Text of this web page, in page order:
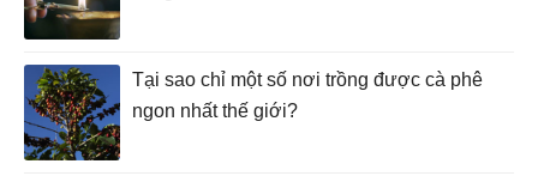
Tại sao chỉ một số nơi trồng được cà phê
ngon nhất thế giới?